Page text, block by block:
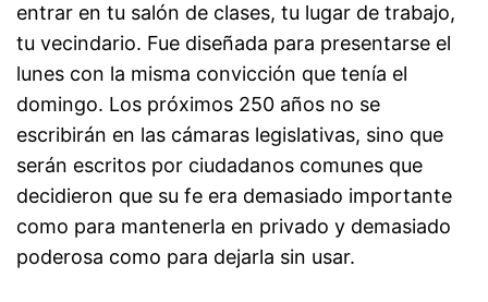
entrar en tu salón de clases, tu lugar de trabajo,
tu vecindario. Fue diseñada para presentarse el
lunes con la misma convicción que tenía el
domingo. Los próximos 250 años no se
escribirán en las cámaras legislativas, sino que
serán escritos por ciudadanos comunes que
decidieron que su fe era demasiado importante
como para mantenerla en privado y demasiado
poderosa como para dejarla sin usar.